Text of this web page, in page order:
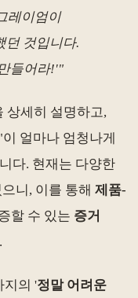
레이엄이
던 것입니다.
들어라!'"
상세히 설명하고,
얼마나 엄청나게
다. 현재는 다양한
니, 이를 통해 제품-
할 수 있는 증거
지의 '정말 어려운